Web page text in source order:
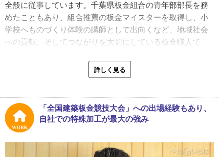
全般に従事しています。千葉県板金組合の青年部部長を務
めたこともあり、組合推薦の板金マイスターを取得し、小
学校へものづくり体験の講師として出向くなど、地域社会
への貢献、そしてつながりを大切にしている板金職人で
「自宅の隣が工場だったので、そこで板金をもらって、メ
はすぐにばれましたけどね。そうやって遊びの材料をもら
いに行くくらい、父の会社と工場は私にとって身近な場所
でした」
う齋藤さん。子どもの頃から父の仕事を手伝っていたた
詳しく見る
WORK
「全国建築板金競技大会」への出場経験もあり、
自社での特殊加工が最大の強み